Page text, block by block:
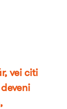
vei citi